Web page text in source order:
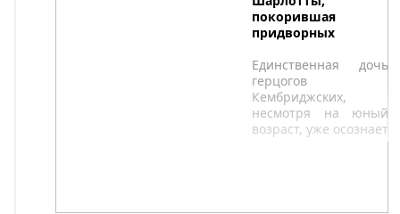
покорившая
придворных
Единственная дочь
герцогов
Кембриджских,
несмотря на юный
возраст, уже осознает
свое положение и
привычках.